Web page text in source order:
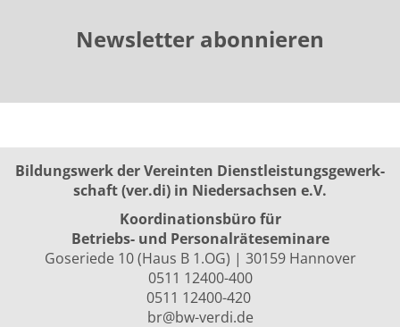
Newsletter abonnieren
Bildungswerk der Vereinten Dienst­leis­tungs­ge­werk­
schaft (ver.di) in Niedersachsen e.V.
Koordinationsbüro für
Betriebs- und Personalräte­seminare
Goseriede 10 (Haus B 1.OG) | 30159 Hannover
0511 12400-400
0511 12400-420
br@bw-verdi.de